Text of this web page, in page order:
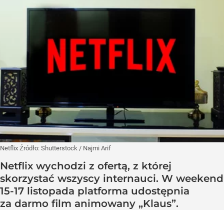
Netflix Źródło: Shutterstock / Najmi Arif
Netflix wychodzi z ofertą, z której
skorzystać wszyscy internauci. W weekend
15-17 listopada platforma udostępnia
za darmo film animowany „Klaus”.